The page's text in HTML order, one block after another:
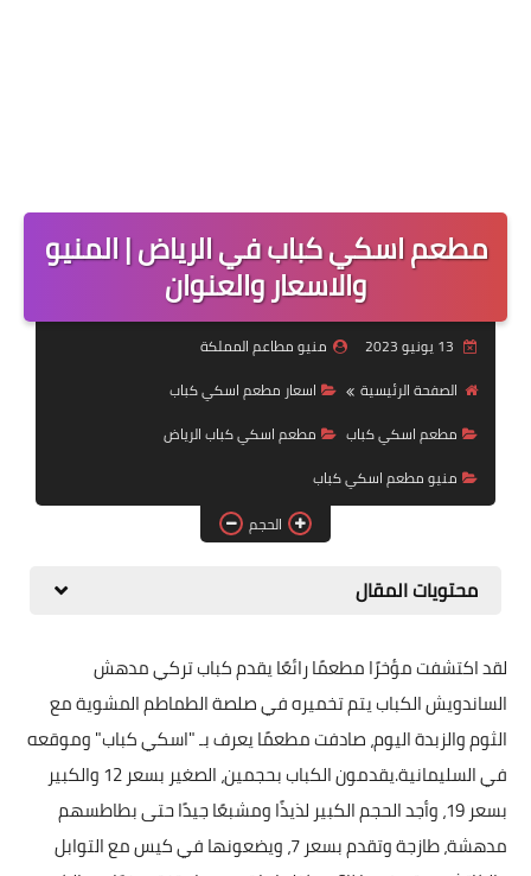
مطعم اسكي كباب في الرياض | المنيو
والاسعار والعنوان
منيو مطاعم المملكة
الصفحة الرئيسية
اسعار مطعم اسكي كباب
مطعم اسكي كباب
مطعم اسكي كباب الرياض
منيو مطعم اسكي كباب
الحجم
محتويات المقال
لقد اكتشفت مؤخرًا مطعمًا رائعًا يقدم كباب تركي مدهش
الساندويش الكباب يتم تخميره في صلصة الطماطم المشوية مع
الثوم والزبدة اليوم، صادفت مطعمًا يعرف بـ "اسكي كباب" وموقعه
في السليمانية.يقدمون الكباب بحجمين، الصغير بسعر 12 والكبير
بسعر 19، وأجد الحجم الكبير لذيذًا ومشبعًا جيدًا حتى بطاطسهم
مدهشة، طازجة وتقدم بسعر 7، ويضعونها في كيس مع التوابل